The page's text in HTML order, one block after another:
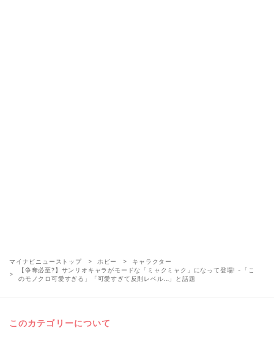
マイナビニューストップ ホビー
キャラクター
【争奪必至?】サンリオキャラがモードな「ミャクミャク」になって登場! -「こ
のモノクロ可愛すぎる」「可愛すぎて反則レベル…」と話題
このカテゴリーについて